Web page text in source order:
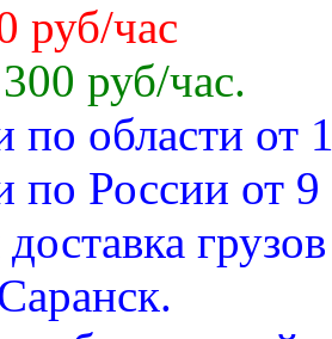
руб/час
руб/час.
по области от
по России от